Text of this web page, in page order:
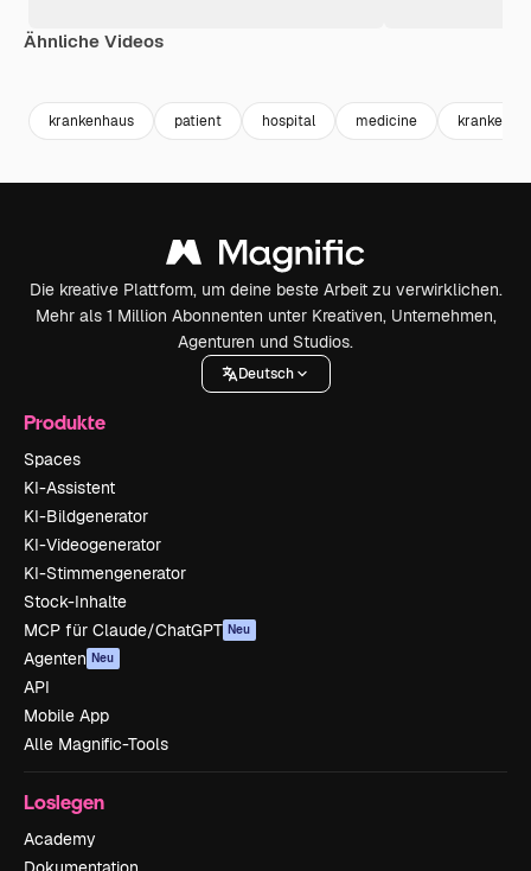
Ähnliche Videos
krankenhaus patient hospital medicine
Die kreative Plattform, um deine beste Arbeit zu verwirklichen.
Mehr als 1 Million Abonnenten unter Kreativen, Unternehmen,
Agenturen und Studios.
Deutsch
Produkte
Spaces
KI-Assistent
KI-Bildgenerator
KI-Videogenerator
KI-Stimmengenerator
Stock-Inhalte
MCP für Claude/ChatGPT Neu
Agenten Neu
API
Mobile App
Alle Magnific-Tools
Loslegen
Academy